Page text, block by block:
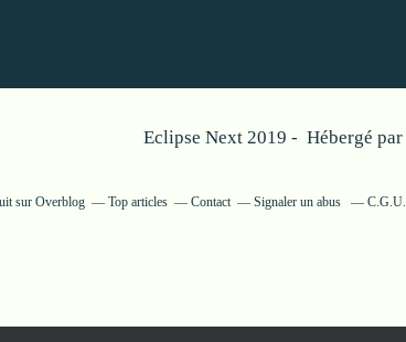
Eclipse Next 2019 - Hébergé par
sur Overblog Top articles Contact Signaler un abus C.G.U.